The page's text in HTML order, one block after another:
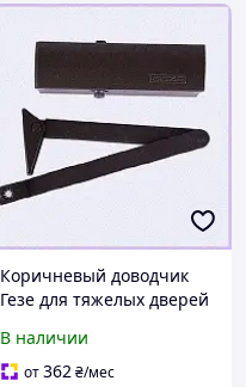
Коричневый доводчик
Гезе для тяжелых дверей
В наличии
от362₴/мес